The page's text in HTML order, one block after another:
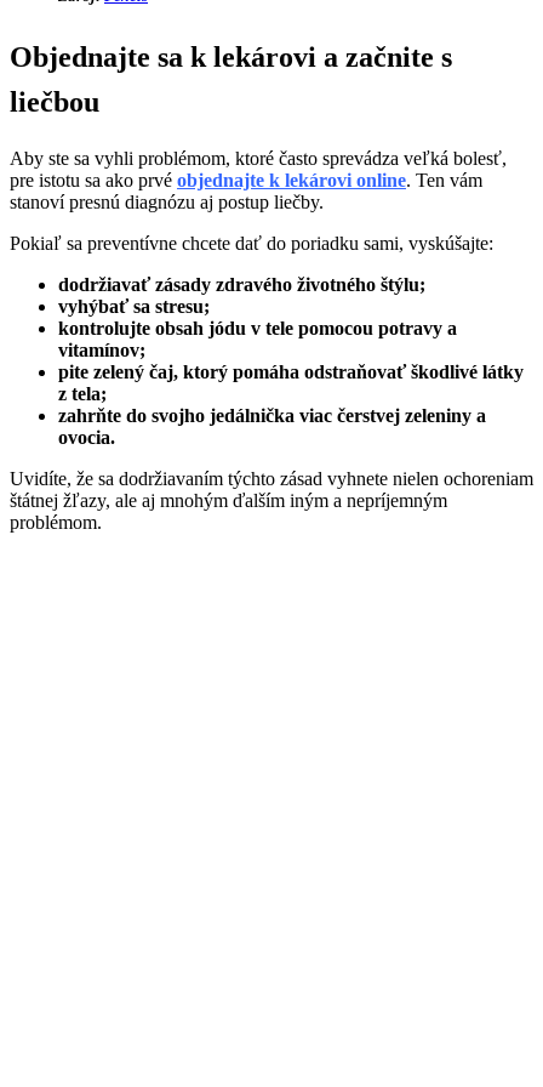
Objednajte sa k lekárovi a začnite s
liečbou
Aby ste sa vyhli problémom, ktoré často sprevádza veľká bolesť,
pre istotu sa ako prvé objednajte k lekárovi online. Ten vám
stanoví presnú diagnózu aj postup liečby.
Pokiaľ sa preventívne chcete dať do poriadku sami, vyskúšajte:
dodržiavať zásady zdravého životného štýlu;
vyhýbať sa stresu;
kontrolujte obsah jódu v tele pomocou potravy a
vitamínov;
pite zelený čaj, ktorý pomáha odstraňovať škodlivé látky
z tela;
zahrňte do svojho jedálnička viac čerstvej zeleniny a
ovocia.
Uvidíte, že sa dodržiavaním týchto zásad vyhnete nielen ochoreniam
štátnej žľazy, ale aj mnohým ďalším iným a nepríjemným
problémom.